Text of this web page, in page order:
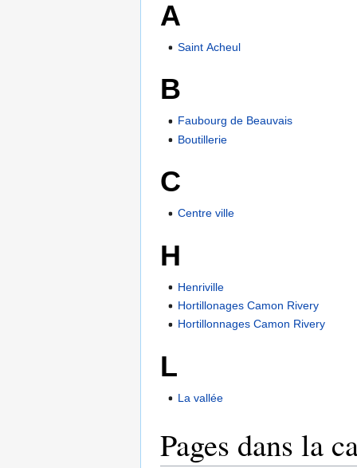
A
Saint Acheul
B
Faubourg de Beauvais
Boutillerie
C
Centre ville
H
Henriville
Hortillonages Camon Rivery
Hortillonnages Camon Rivery
L
La vallée
Pages dans la